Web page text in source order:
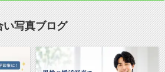
い写真ブログ